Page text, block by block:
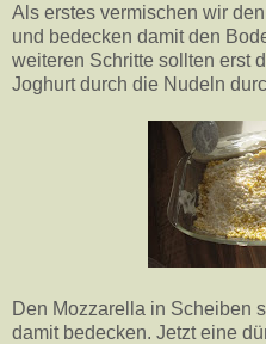
Als erstes vermischen wir
und bedecken damit den
weiteren Schritte sollten erst
Joghurt durch die Nudeln
Den Mozzarella in Scheiben
damit bedecken. Jetzt eine